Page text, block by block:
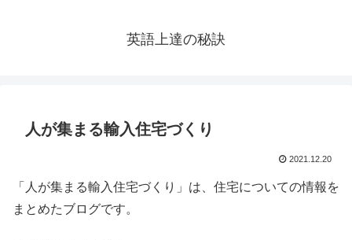
英語上達の秘訣
人が集まる輸入住宅づくり
2021.12.20
「人が集まる輸入住宅づくり」は、住宅についての情報を
まとめたブログです。